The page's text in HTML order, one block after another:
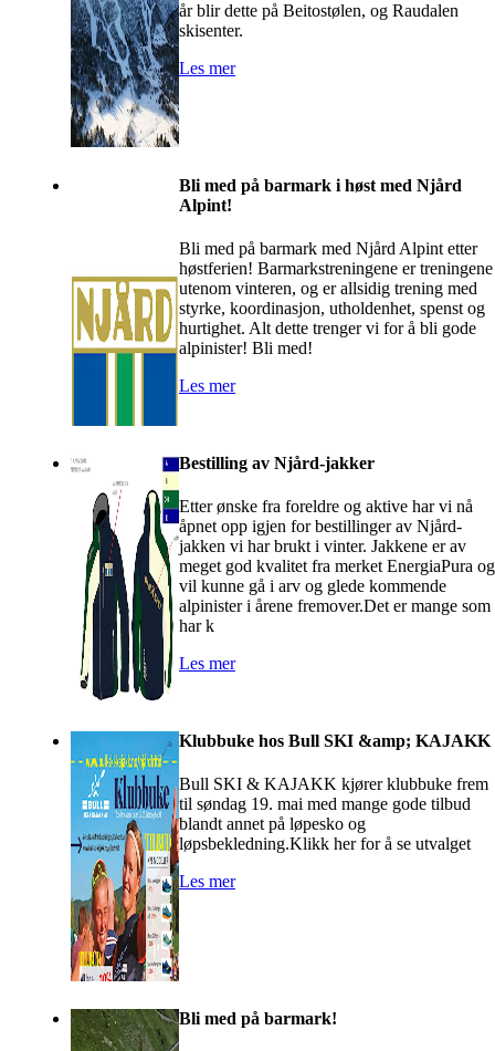
år blir dette på Beitostølen, og Raudalen
skisenter.
Les mer
Bli med på barmark i høst med Njård
Alpint!
Bli med på barmark med Njård Alpint etter
høstferien! Barmarkstreningene er treningene
utenom vinteren, og er allsidig trening med
styrke, koordinasjon, utholdenhet, spenst og
hurtighet. Alt dette trenger vi for å bli gode
alpinister! Bli med!
Les mer
Bestilling av Njård-jakker
Etter ønske fra foreldre og aktive har vi nå
åpnet opp igjen for bestillinger av Njård-
jakken vi har brukt i vinter. Jakkene er av
meget god kvalitet fra merket EnergiaPura og
vil kunne gå i arv og glede kommende
alpinister i årene fremover.Det er mange som
har k
Les mer
Klubbuke hos Bull SKI &amp; KAJAKK
Bull SKI & KAJAKK kjører klubbuke frem
til søndag 19. mai med mange gode tilbud
blandt annet på løpesko og
løpsbekledning.Klikk her for å se utvalget
Les mer
Bli med på barmark!